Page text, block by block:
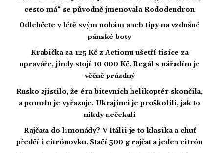
cesto má“ se původně jmenovala Rododendron
Odlehčete v létě svým nohám aneb tipy na vzdušné
pánské boty
Krabička za 125 Kč z Actionu ušetří tisíce za
opraváře, jindy stojí 10 000 Kč. Regál s nářadím je
věčně prázdný
Rusko zjistilo, že éra bitevních helikoptér skončila,
a pomalu je vyřazuje. Ukrajinci je proškolili, jak to
nikdy nečekali
Rajčata do limonády? V Itálii je to klasika a chuť
předčí i citrónovku. Stačí 500 g rajčat a jeden citrón